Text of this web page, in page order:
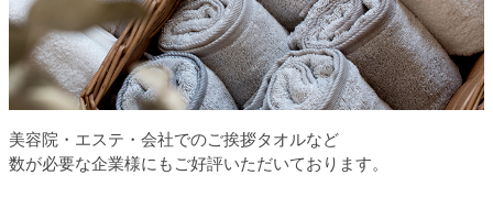
美容院・エステ・会社でのご挨拶タオルなど
数が必要な企業様にもご好評いただいております。